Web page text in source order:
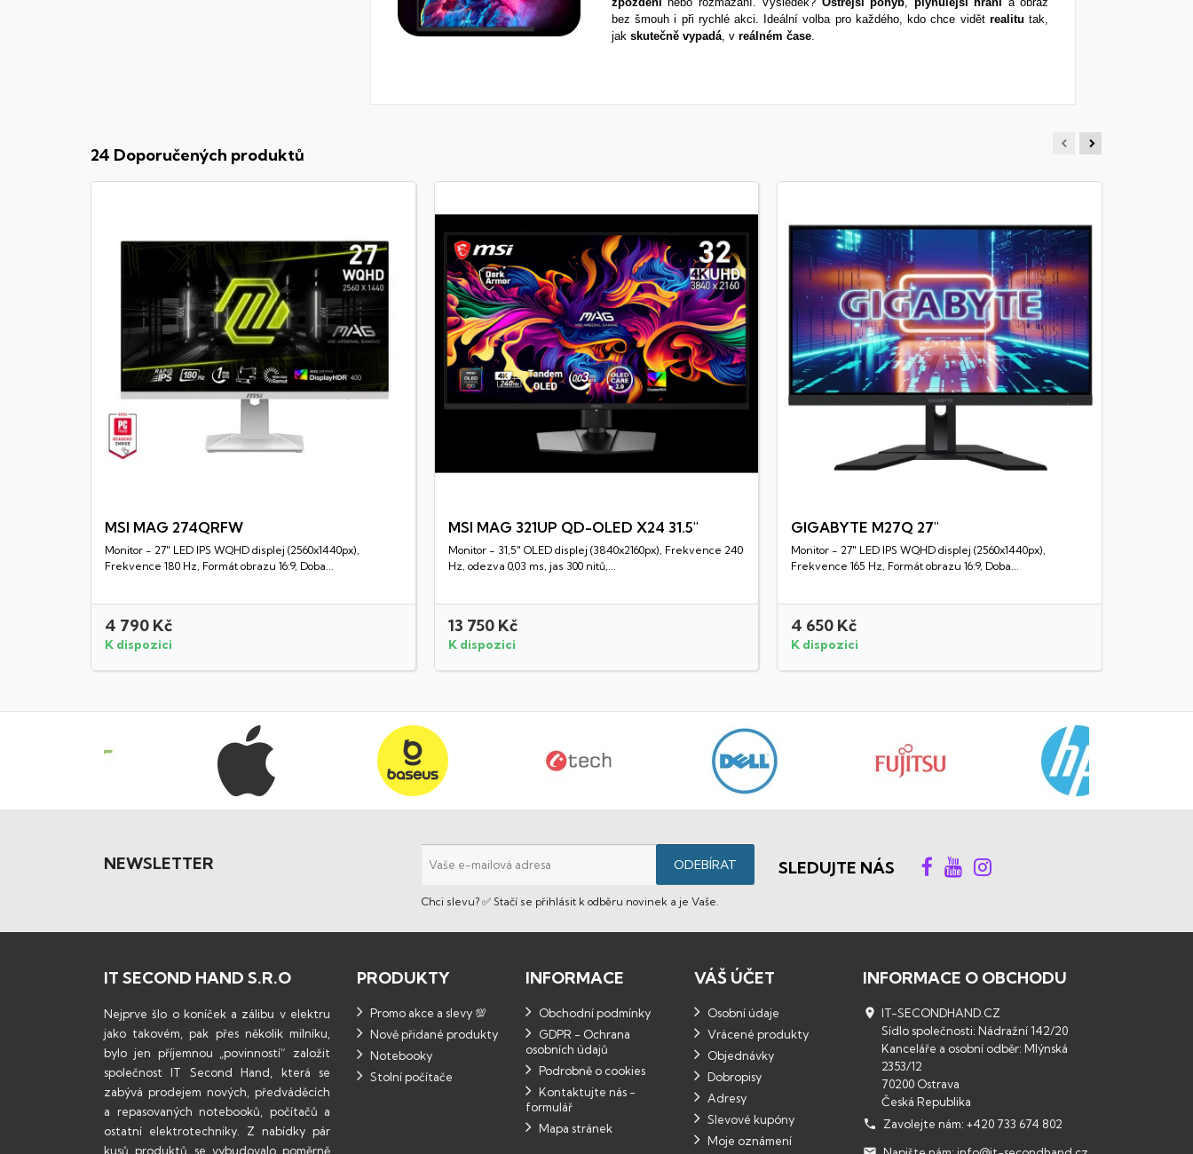
bez šmouh i při rychlé akci. Ideální volba pro každého, kdo chce vidět realitu tak,
jak skutečně vypadá , v reálném čase
24 Doporučených produktů
Rychlý náhled
MSI MAG 274QRFW
Monitor - 27" LED IPS WQHD displej (2560x1440px),
Frekvence 180 Hz, Formát obrazu 16:9, Doba...
4 790 Kč
K dispozici
Rychlý náhled
MSI MAG 321UP QD-OLED X24 31.5"
Monitor - 31,5" OLED displej (3840x2160px), Frekvence 240
Hz, odezva 0,03 ms, jas 300 nitů,...
13 750 Kč
K dispozici
Rychlý náhled
GIGABYTE M27Q 27"
Monitor - 27" LED IPS WQHD displej (2560x1440px),
Frekvence 165 Hz, Formát obrazu 16:9, Doba...
4 650 Kč
K dispozici
NEWSLETTER
Chci slevu? ✅ Stačí se přihlásit k odběru novinek a je Vaše.
SLEDUJTE NÁS
IT SECOND HAND S.R.O
Nejprve šlo o koníček a zálibu v elektru
jako takovém, pak přes několik milníku,
bylo jen příjemnou „povinností“ založit
společnost IT Second Hand, která se
zabývá prodejem nových, předváděcích
a repasovaných notebooků, počítačů a
ostatní elektrotechniky. Z nabídky pár
kusů produktů se vybudovalo poměrně
PRODUKTY
Promo akce a slevy 💯
Nově přidané produkty
Notebooky
Stolní počítače
INFORMACE
Obchodní podmínky
GDPR - Ochrana
osobních údajů
Podrobně o cookies
Kontaktujte nás -
formulář
Mapa stránek
VÁŠ ÚČET
Osobní údaje
Vrácené produkty
Objednávky
Dobropisy
Adresy
Slevové kupóny
Moje oznámení
INFORMACE O OBCHODU
 IT-SECONDHAND.CZ
Sídlo společnosti: Nádražní 142/20
Kanceláře a osobní odběr: Mlýnská
2353/12
70200 Ostrava
Česká Republika

Zavolejte nám: +420 733 674 802